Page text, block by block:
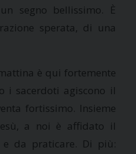
segno bellissimo. È
sperata, di una
è qui fortemente
i sacerdoti agiscono il
fortissimo. Insieme
a noi è affidato il
e da praticare. Di più: